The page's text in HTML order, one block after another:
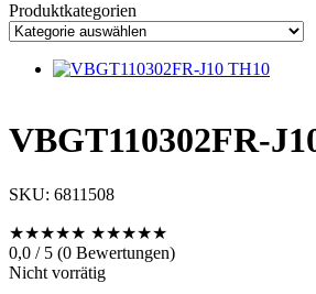
Produktkategorien
VBGT110302FR-
SKU: 6811508
★★★★★ ★★★★★
0,0 / 5 (0 Bewertungen)
Nicht vorrätig